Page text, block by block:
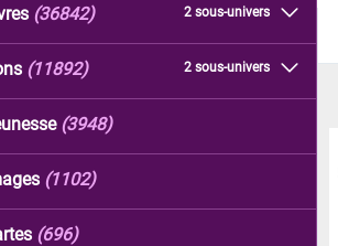
2 sous-univers
(36842)
2 sous-univers
(11892)
(3948)
(1102)
(696)